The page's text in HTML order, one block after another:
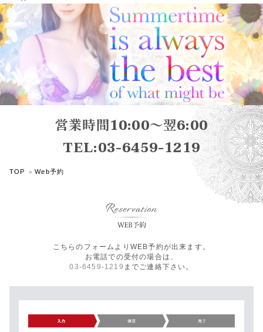
営業時間10:00～翌6:00
TEL:03-6459-1219
TOP Web予約
こちらのフォームよりWEB予約が出来ます。
お電話での受付の場合は、
03-6459-1219 までご連絡下さい。